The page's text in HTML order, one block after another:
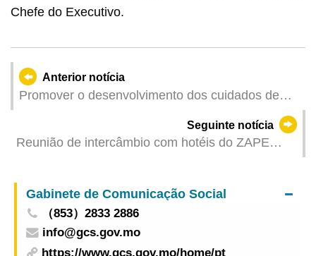
Chefe do Executivo.
Anterior notícia
Promover o desenvolvimento dos cuidados de
comunidade saudável em Macau / Realizado
pelos Serviços de Saúde o Fórum de Medicina de
de Formação em Medicina Familiar
Seguinte notícia
Reunião de intercâmbio com hotéis do ZAPE
dinamização da vitalidade da economia da zona
Gabinete de Comunicação Social
（853）2833 2886
info@gcs.gov.mo
https://www.gcs.gov.mo/home/pt